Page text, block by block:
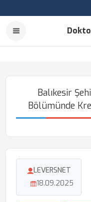
Balıkesir
Bölümünde
LEVERSNET
18.09.2025